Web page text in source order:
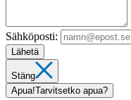
Sähköposti:
Lähetä
Stäng
Apua!Tarvitsetko apua?